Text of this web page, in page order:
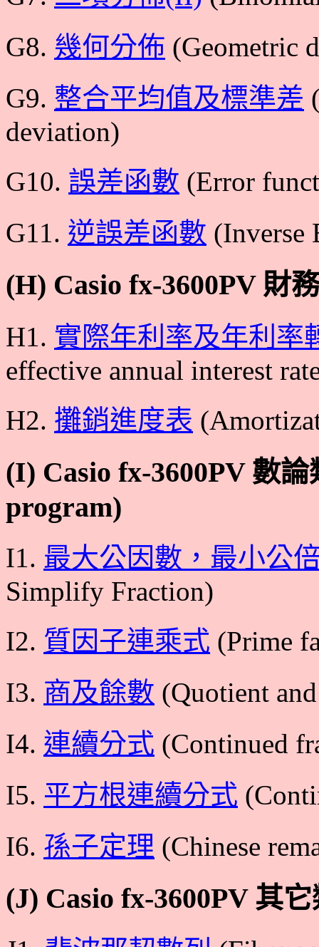
G8. 幾何分佈 (Geometric
G9. 整合平均值及標準差
deviation)
G10. 誤差函數 (Error
G11. 逆誤差函數 (Inverse
(H) Casio fx-3600PV 財
H1. 實際年利率及年利率
effective annual interest
H2. 攤銷進度表
(I) Casio fx-3600PV 數
program)
I1. 最大公因數，最小公
Simplify Fraction)
I2. 質因子連乘式 (Prime
I3. 商及餘數 (Quotient
I4. 連續分式 (Continued
I5. 平方根連續分式
I6. 孫子定理 (Chinese
(J) Casio fx-3600PV 其